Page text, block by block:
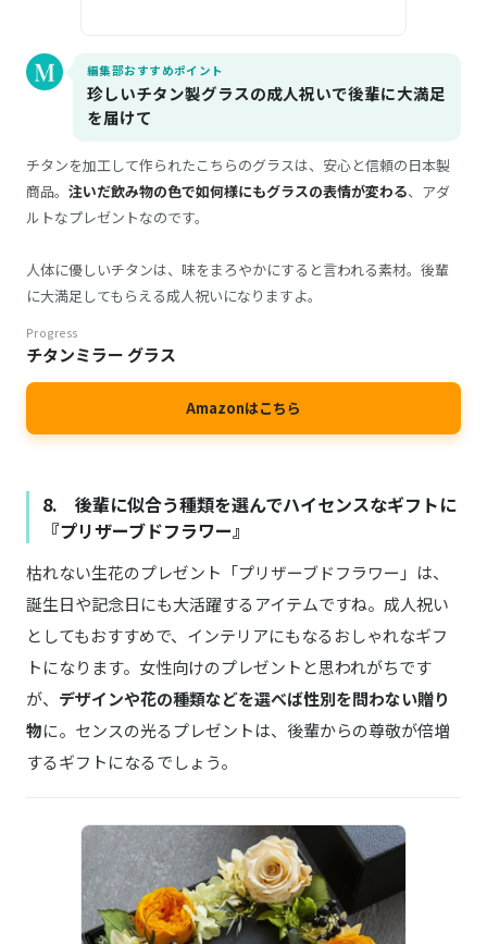
編集部おすすめポイント
珍しいチタン製グラスの成人祝いで後輩に大満足
を届けて
チタンを加工して作られたこちらのグラスは、安心と信頼の日本製
商品。 注いだ飲み物の色で如何様にもグラスの表情が変わる、アダ
ルトなプレゼントなのです。
人体に優しいチタンは、味をまろやかにすると言われる素材。後輩
に大満足してもらえる成人祝いになりますよ。
Progress
チタンミラー グラス
Amazonはこちら
8. 後輩に似合う種類を選んでハイセンスなギフトに
『プリザーブドフラワー』
枯れない生花のプレゼント「プリザーブドフラワー」は、
誕生日や記念日にも大活躍するアイテムですね。成人祝い
としてもおすすめで、インテリアにもなるおしゃれなギフ
トになります。女性向けのプレゼントと思われがちです
が、 デザインや花の種類などを選べば性別を問わない贈り
物に。センスの光るプレゼントは、後輩からの尊敬が倍増
するギフトになるでしょう。